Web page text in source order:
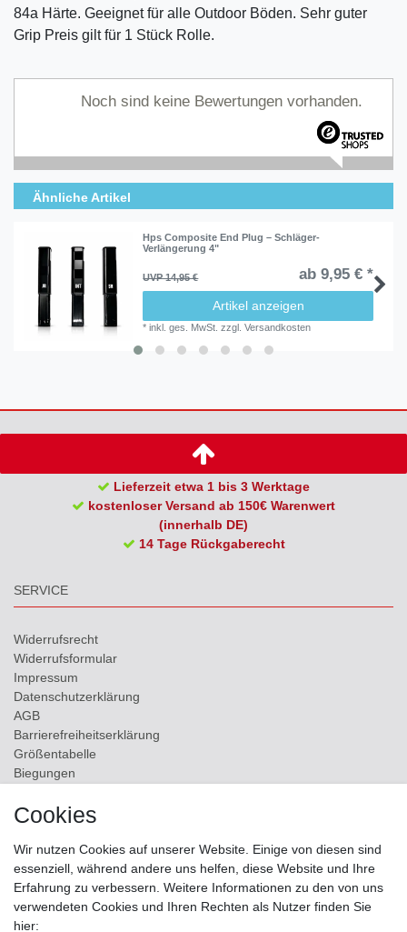
84a Härte. Geeignet für alle Outdoor Böden. Sehr guter
Grip Preis gilt für 1 Stück Rolle.
Noch sind keine Bewertungen vorhanden.
Ähnliche Artikel
Hps Composite End Plug – Schläger-
Verlängerung 4"
UVP 14,95 € ab 9,95 € *
Artikel anzeigen
*inkl. ges. MwSt. zzgl.Versandkosten
Lieferzeit etwa 1 bis 3 Werktage
kostenloser Versand ab 150€ Warenwert
(innerhalb DE)
14 Tage Rückgaberecht
SERVICE
Widerrufs­recht
Widerrufs­formular
Impressum
Daten­schutz­erklärung
AGB
Barrierefreiheitserklärung
Größentabelle
Biegungen
Kontakt
ZAHLUNGSMÖGLICHKEITEN
Cookies
Wir nutzen Cookies auf unserer Website. Einige von diesen sind
essenziell, während andere uns helfen, diese Website und Ihre
Erfahrung zu verbessern. Weitere Informationen zu den von uns
verwendeten Cookies und Ihren Rechten als Nutzer finden Sie
hier: